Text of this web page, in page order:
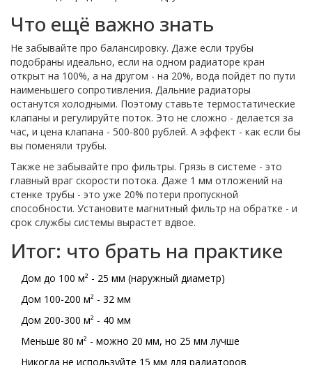
Что ещё важно знать
Не забывайте про балансировку. Даже если трубы
подобраны идеально, если на одном радиаторе кран
открыт на 100%, а на другом - на 20%, вода пойдёт по пути
наименьшего сопротивления. Дальние радиаторы
останутся холодными. Поэтому ставьте термостатические
клапаны и регулируйте поток. Это не сложно - делается за
час, и цена клапана - 500-800 рублей. А эффект - как если бы
вы поменяли трубы.
Также не забывайте про фильтры. Грязь в системе - это
главный враг скорости потока. Даже 1 мм отложений на
стенке трубы - это уже 20% потери пропускной
способности. Установите магнитный фильтр на обратке - и
срок службы системы вырастет вдвое.
Итог: что брать на практике
Дом до 100 м² - 25 мм (наружный диаметр)
Дом 100-200 м² - 32 мм
Дом 200-300 м² - 40 мм
Меньше 80 м² - можно 20 мм, но 25 мм лучше
Никогда не используйте 15 мм для радиаторов